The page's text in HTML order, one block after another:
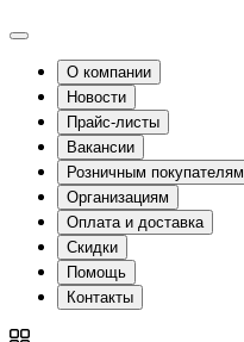
О компании
Новости
Прайс-листы
Вакансии
Розничным покупателям
Организациям
Оплата и доставка
Скидки
Помощь
Контакты